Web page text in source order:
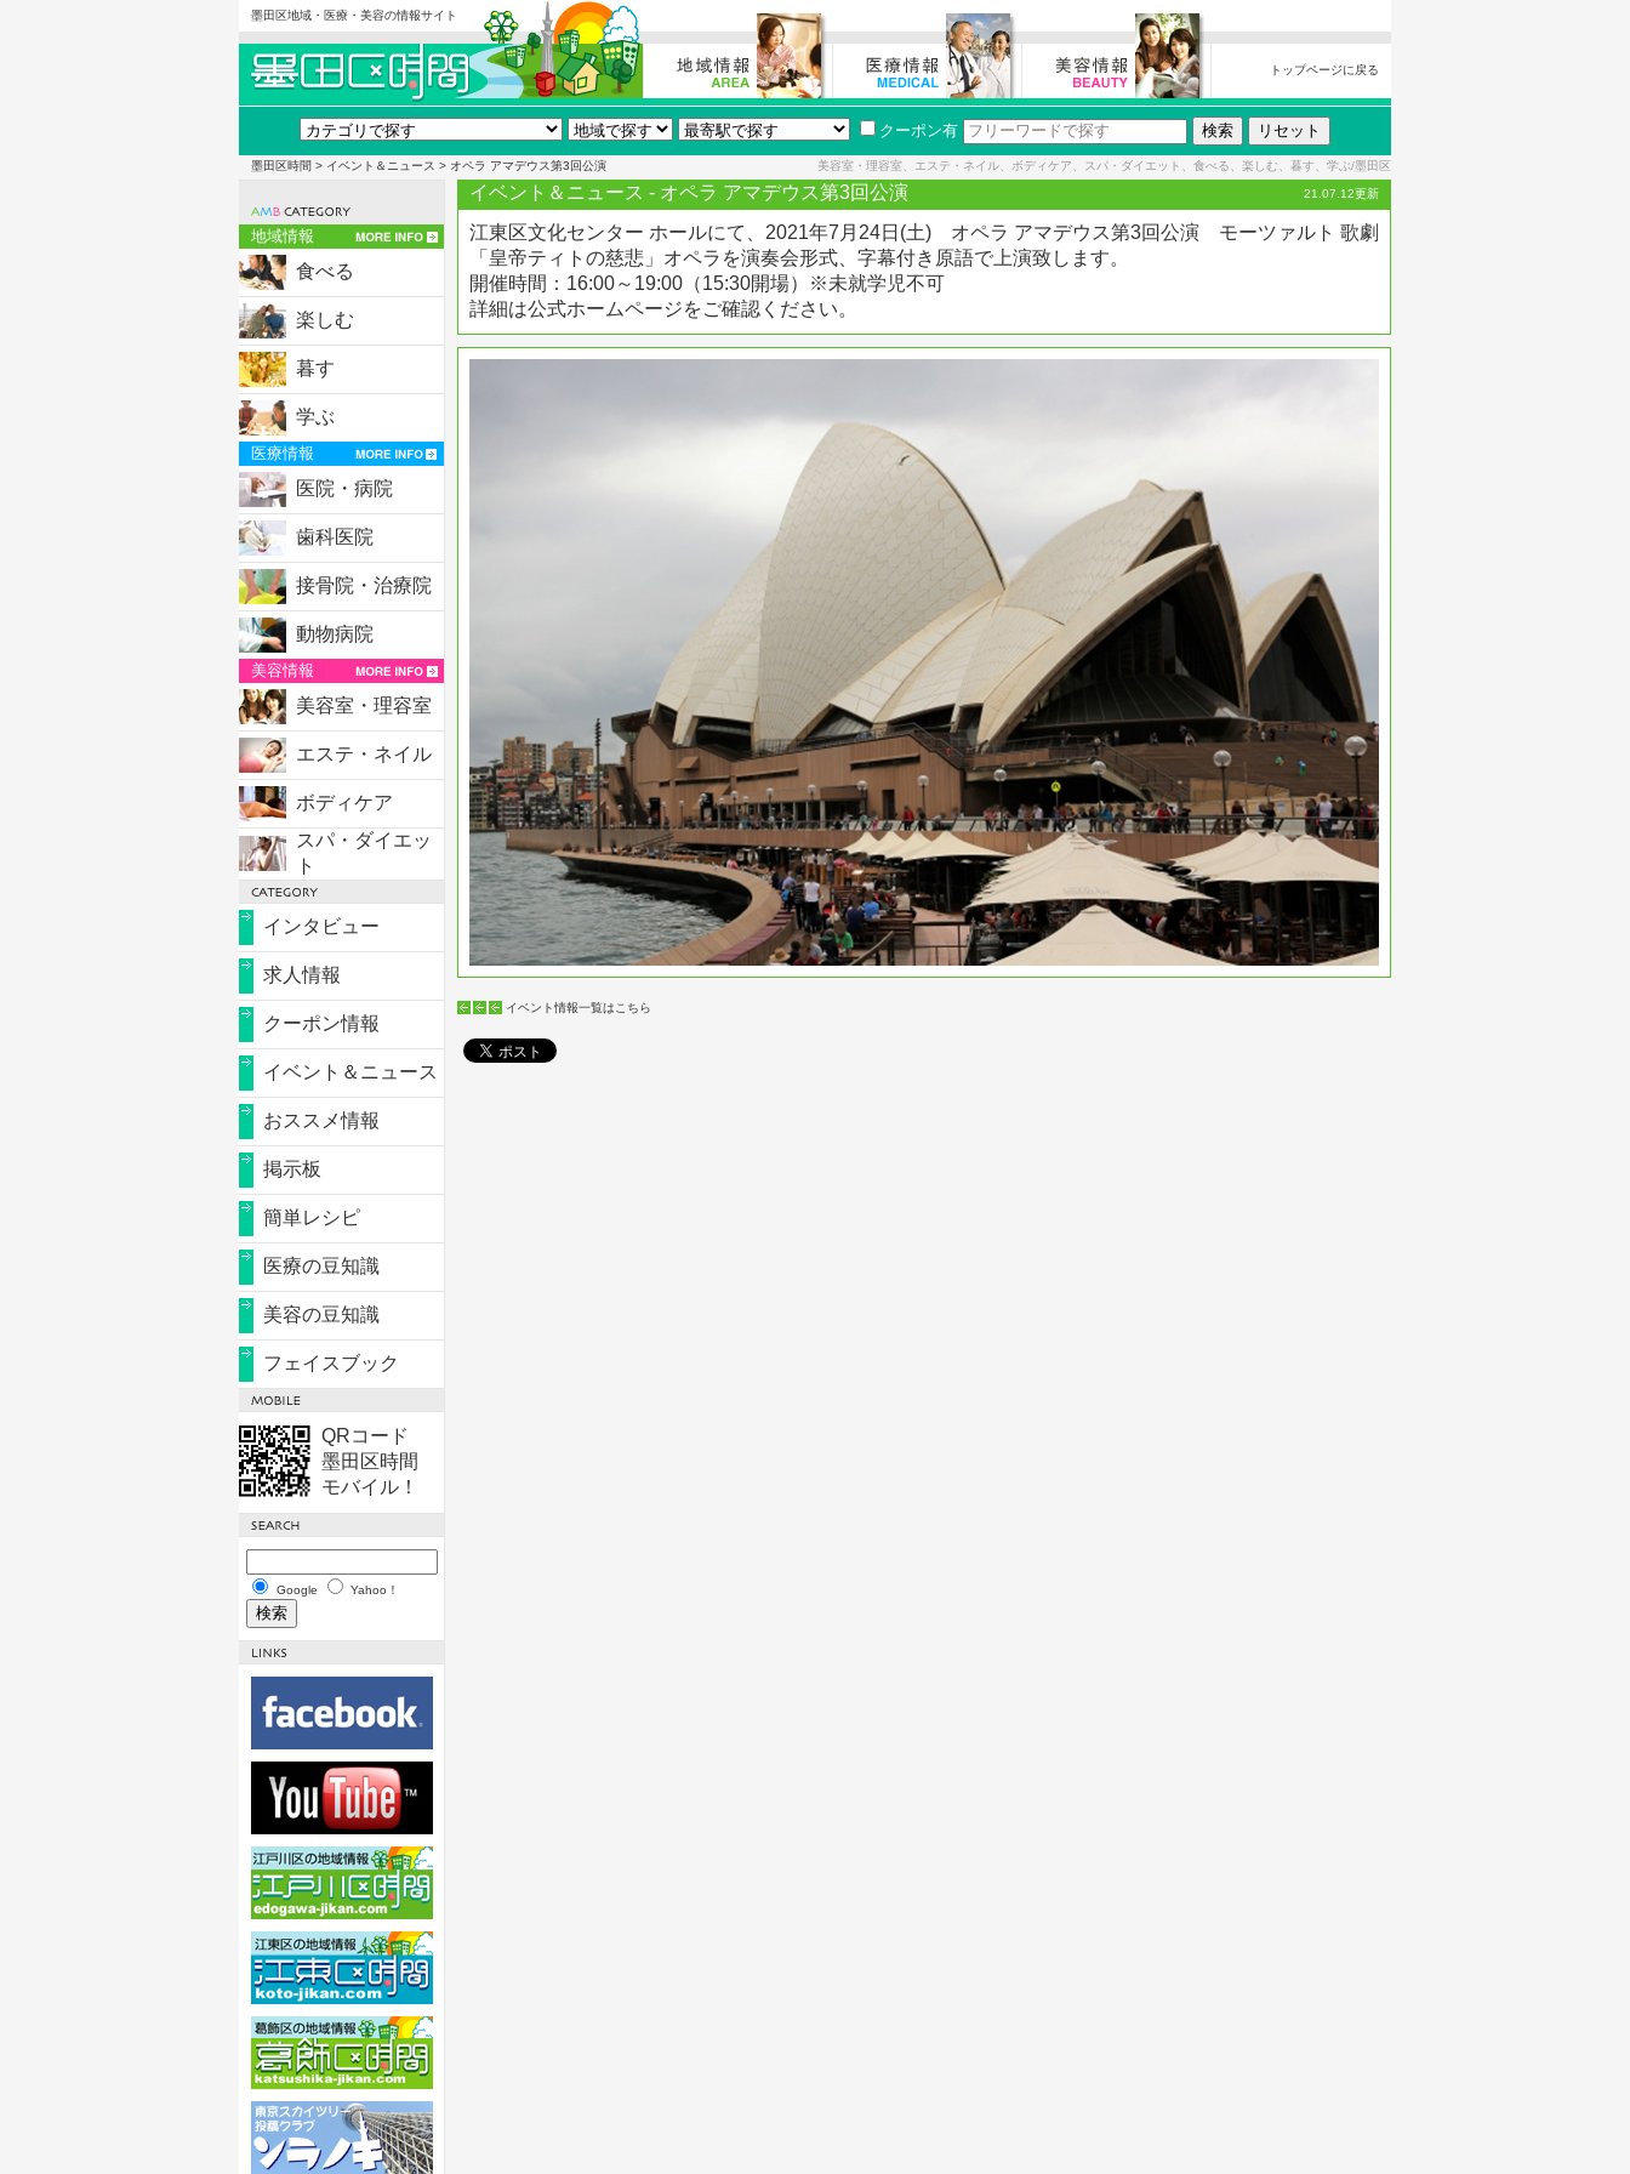
墨田区地域・医療・美容の情報サイト
トップページに戻る
クーポン有
墨田区時間 > イベント＆ニュース > オペラ アマデウス第3回公演 美容室・理容室、エステ・ネイル、ボディケア、スパ・ダイエット、食べる、楽しむ、暮す、学ぶ/墨田区
地域情報
食べる
楽しむ
暮す
学ぶ
医療情報
医院・病院
歯科医院
接骨院・治療院
動物病院
美容情報
美容室・理容室
エステ・ネイル
ボディケア
スパ・ダイエッ
ト
インタビュー
求人情報
クーポン情報
イベント＆ニュース
おススメ情報
掲示板
簡単レシピ
医療の豆知識
美容の豆知識
フェイスブック
QRコード
墨田区時間
モバイル！
Google Yahoo！
イベント＆ニュース - オペラ アマデウス第3回公演 21.07.12更新
江東区文化センター ホールにて、2021年7月24日(土) オペラ アマデウス第3回公演 モーツァルト 歌劇
「皇帝ティトの慈悲」オペラを演奏会形式、字幕付き原語で上演致します。
開催時間：16:00～19:00（15:30開場）※未就学児不可
詳細は公式ホームページをご確認ください。
イベント情報一覧はこちら